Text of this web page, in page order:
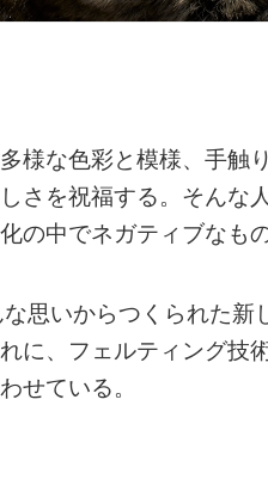
様な色彩と模様、手触
さを祝福する。そんな
の中でネガティブなも
な思いからつくられた
に、フェルティング技
せている。